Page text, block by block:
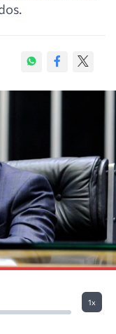
1x